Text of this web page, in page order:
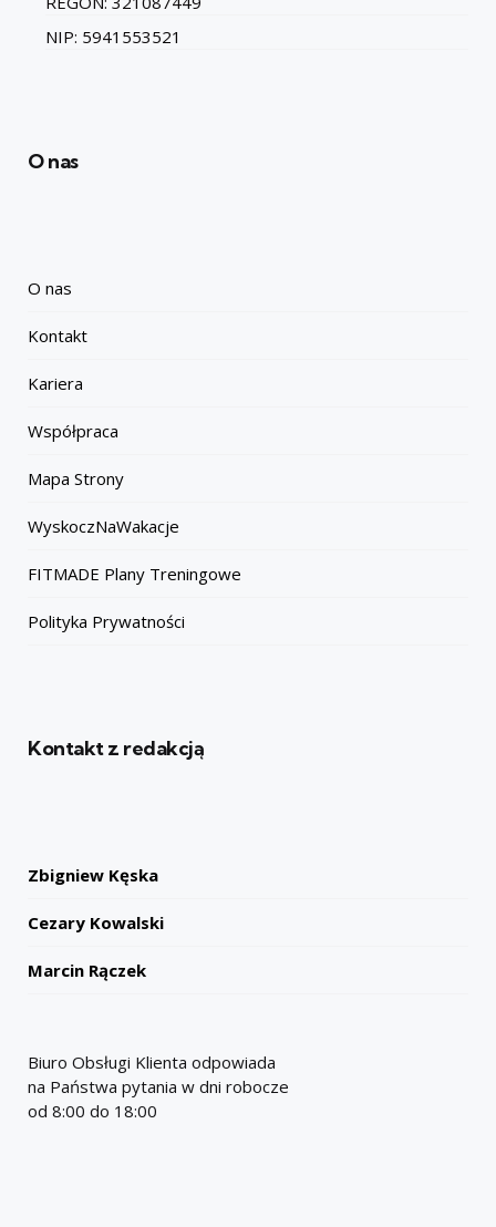
NIP: 5941553521
O nas
O nas
Kontakt
Kariera
Współpraca
Mapa Strony
WyskoczNaWakacje
FITMADE Plany Treningowe
Polityka Prywatności
Kontakt z redakcją
Zbigniew Kęska
Cezary Kowalski
Marcin Rączek
Biuro Obsługi Klienta odpowiada
na Państwa pytania w dni robocze
od 8:00 do 18:00